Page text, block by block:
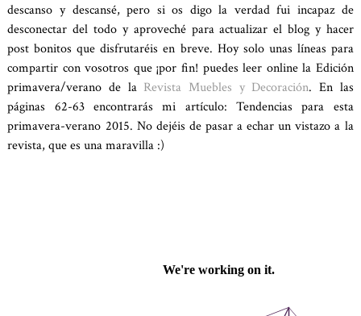
descanso y descansé, pero si os digo la verdad fui incapaz de
desconectar del todo y aproveché para actualizar el blog y hacer
post bonitos que disfrutaréis en breve. Hoy solo unas líneas para
compartir con vosotros que ¡por fin! puedes leer online la Edición
primavera/verano de la Revista Muebles y Decoración. En las
páginas 62-63 encontrarás mi artículo: Tendencias para esta
primavera-verano 2015. No dejéis de pasar a echar un vistazo a la
revista, que es una maravilla :)